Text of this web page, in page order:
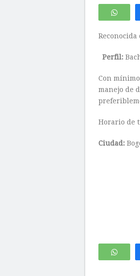
Perfil:
Con
manejo de
Horario de
Ciudad: